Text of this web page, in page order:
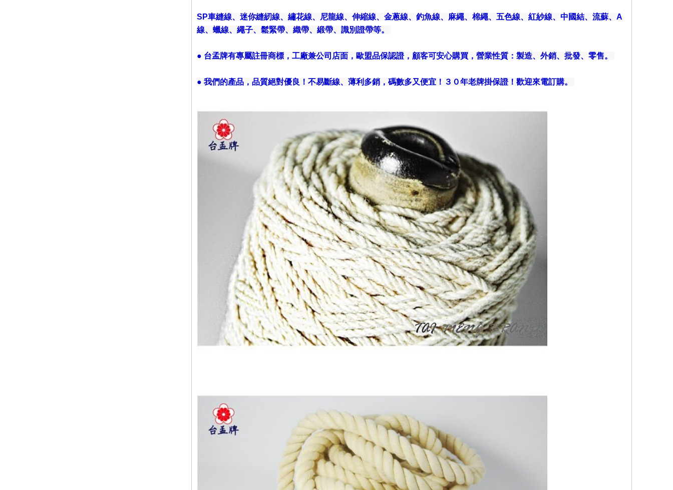
SP車縫線、迷你縫紉線、繡花線、尼龍線、伸縮線、金蔥線、釣魚線、麻繩、棉繩、五色線、紅紗線、中國結、流蘇、A
線、蠟線、繩子、鬆緊帶、織帶、緞帶、識別證帶等。
● 台孟牌有專屬註冊商標，工廠兼公司店面，歐盟品保認證，顧客可安心購買，營業性質：製造、外銷、批發、零售。
● 我們的產品，品質絕對優良！不易斷線、薄利多銷，碼數多又便宜！３０年老牌掛保證！歡迎來電訂購。